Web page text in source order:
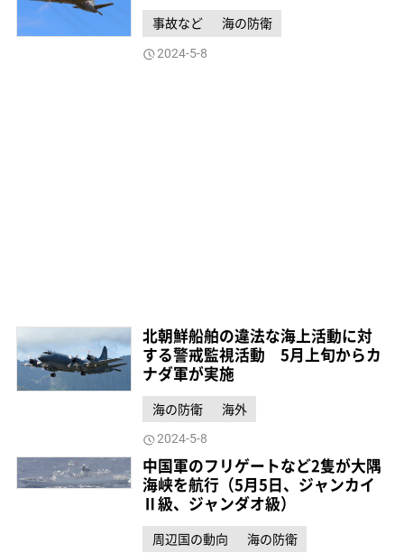
事故など 海の防衛
2024-5-8
北朝鮮船舶の違法な海上活動に対
する警戒監視活動 5月上旬からカ
ナダ軍が実施
海の防衛 海外
2024-5-8
中国軍のフリゲートなど2隻が大隅
海峡を航行（5月5日、ジャンカイ
Ⅱ級、ジャンダオ級）
周辺国の動向 海の防衛